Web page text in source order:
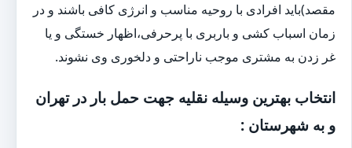
مقصد)باید افرادی با روحیه مناسب و انرژی کافی باشند و در
زمان اسباب کشی و باربری با پرحرفی،اظهار خستگی و یا
غر زدن به مشتری موجب ناراحتی و دلخوری وی نشوند.
انتخاب بهترین وسیله نقلیه جهت حمل بار در تهران
و به شهرستان :